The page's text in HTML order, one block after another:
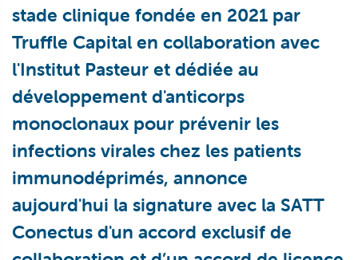
stade clinique fondée en 2021 par
Truffle Capital en collaboration avec
l'Institut Pasteur et dédiée au
développement d'anticorps
monoclonaux pour prévenir les
infections virales chez les patients
immunodéprimés, annonce
aujourd'hui la signature avec la SATT
Conectus d'un accord exclusif de